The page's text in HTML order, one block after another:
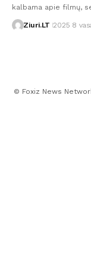
kalbama apie filmų,
Ziuri.LT 2025 8
© Foxiz News